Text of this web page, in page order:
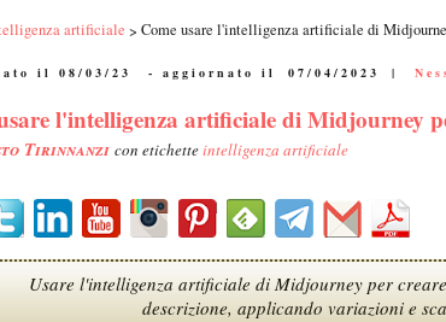
artificiale Come usare l'intelligenza artificiale di
il 08/03/23 - aggiornato il 07/04/2023 |
l'intelligenza artificiale di Midjourney
Tirinnanzi con etichetteintelligenza artificiale
Usare l'intelligenza artificiale di Midjourney per
descrizione, applicando variazioni e